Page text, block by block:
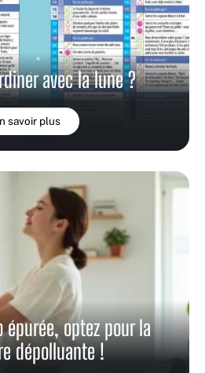
avec la lune ?
savoir plus
épurée, optez pour la
dépolluante !